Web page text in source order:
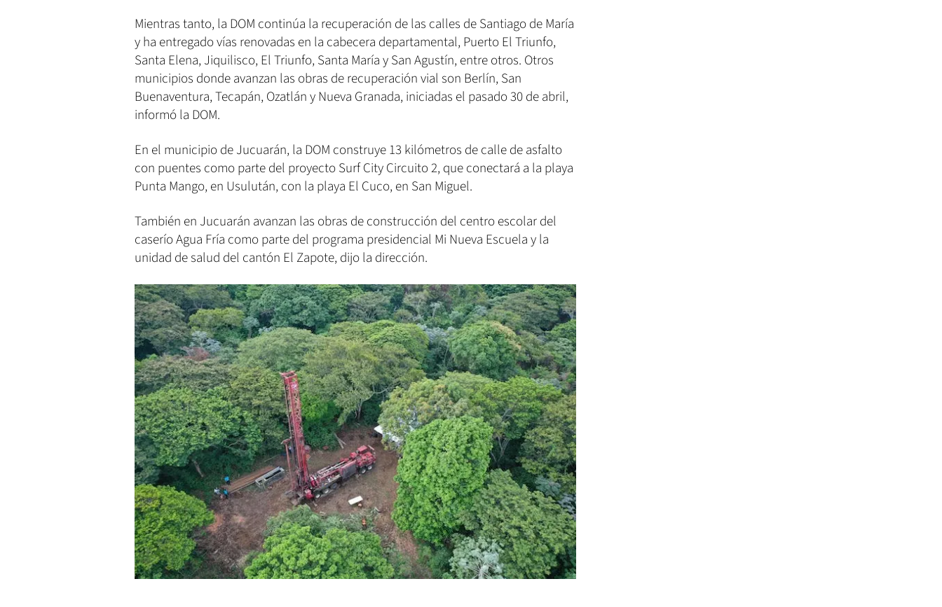
Mientras tanto, la DOM continúa la recuperación de las calles de Santiago de María
y ha entregado vías renovadas en la cabecera departamental, Puerto El Triunfo,
Santa Elena, Jiquilisco, El Triunfo, Santa María y San Agustín, entre otros. Otros
municipios donde avanzan las obras de recuperación vial son Berlín, San
Buenaventura, Tecapán, Ozatlán y Nueva Granada, iniciadas el pasado 30 de abril,
informó la DOM.
En el municipio de Jucuarán, la DOM construye 13 kilómetros de calle de asfalto
con puentes como parte del proyecto Surf City Circuito 2, que conectará a la playa
Punta Mango, en Usulután, con la playa El Cuco, en San Miguel.
También en Jucuarán avanzan las obras de construcción del centro escolar del
caserío Agua Fría como parte del programa presidencial Mi Nueva Escuela y la
unidad de salud del cantón El Zapote, dijo la dirección.